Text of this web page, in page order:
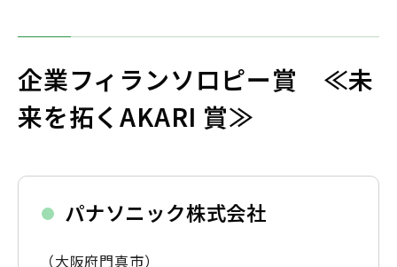
企業フィランソロピー賞 ≪未
来を拓くAKARI 賞≫
パナソニック株式会社
（大阪府門真市）